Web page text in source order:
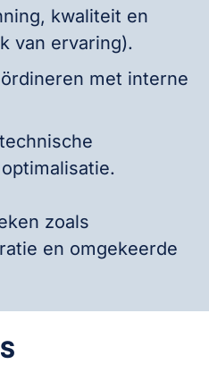
kwaliteit en
van ervaring).
met interne
zoals
en omgekeerde